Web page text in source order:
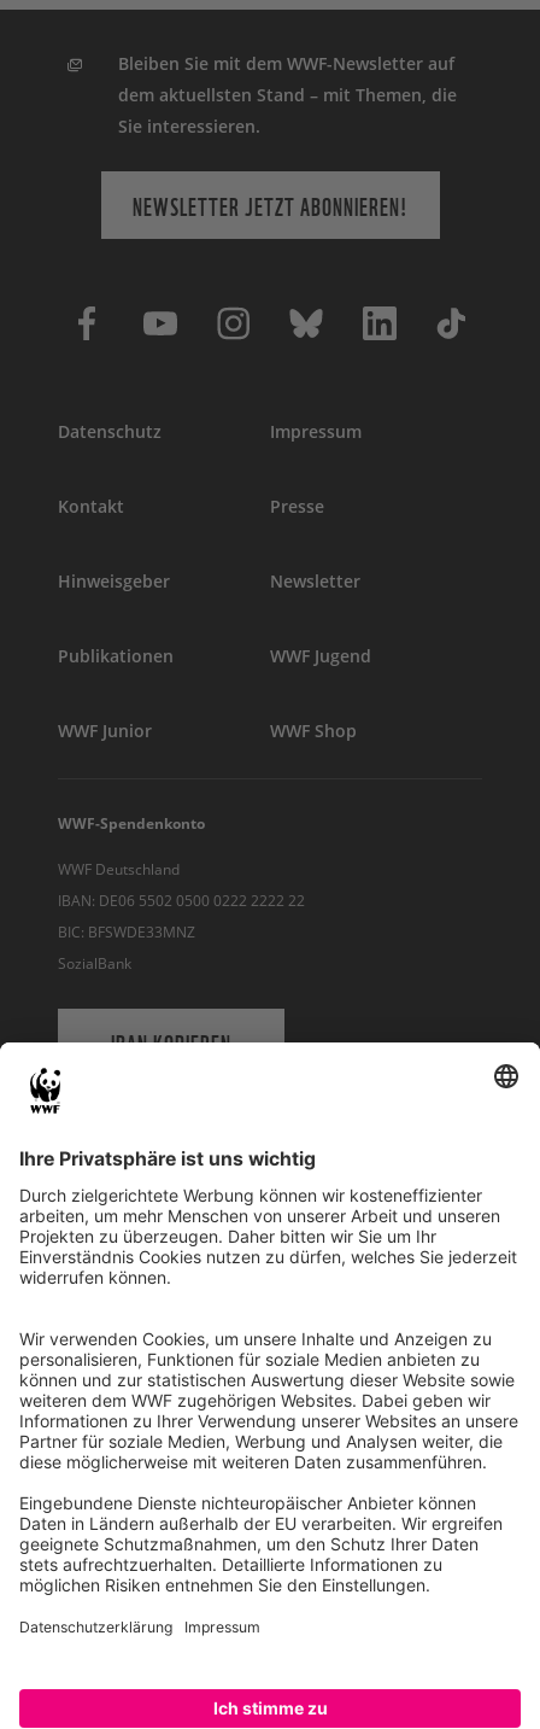
Bleiben Sie mit dem WWF-Newsletter auf
dem aktuellsten Stand – mit Themen, die
Sie interessieren.
NEWSLETTER JETZT ABONNIEREN!
Datenschutz Impressum
Kontakt Presse
Hinweisgeber Newsletter
Publikationen WWF Jugend
WWF Junior WWF Shop
WWF-Spendenkonto
WWF Deutschland
IBAN: DE06 5502 0500 0222 2222 22
BIC: BFSWDE33MNZ
SozialBank
IBAN KOPIEREN
WWF Deutschland
Reinhardtstr. 18
10117 Berlin
Ihre Spende kann steuerlich geltend gemacht werden
Registriert als Stiftung WWF Deutschland, Senatsverwaltung für
Justiz Berlin, Az: 3416/976/2
Umsatzsteuer-Identifikationsnummer: DE 114236103
Freistellungsbescheid: Als gemeinnützige Körperschaft befreit
von der Körperschaftssteuer gem. §5 I 9 KStg. unter der
Steuernummer 27/641/09321